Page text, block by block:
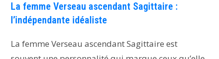
La femme Verseau ascendant Sagittaire :
l’indépendante idéaliste
La femme Verseau ascendant Sagittaire est